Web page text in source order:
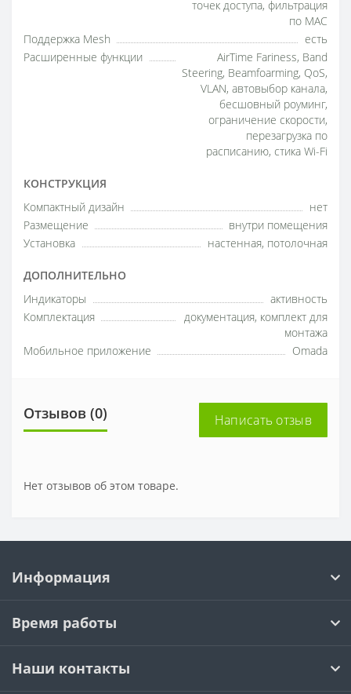
точек доступа, фильтрация
по MAC
Поддержка Mesh
есть
Расширенные функции
AirTime Fariness, Band
Steering, Beamfoarming, QoS,
VLAN, автовыбор канала,
бесшовный роуминг,
ограничение скорости,
перезагрузка по
расписанию, стика Wi-Fi
КОНСТРУКЦИЯ
Компактный дизайн
нет
Размещение
внутри помещения
Установка
настенная, потолочная
ДОПОЛНИТЕЛЬНО
Индикаторы
активность
Комплектация
документация, комплект для
монтажа
Мобильное приложение
Omada
Отзывов (0) Написать отзыв
Нет отзывов об этом товаре.
Информация
Время работы
Наши контакты